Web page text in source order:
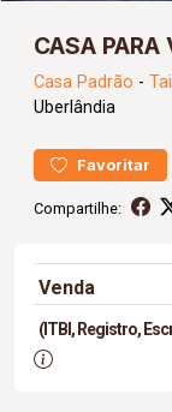
CASA PARA
Casa Padrão -
Uberlândia
Favoritar
Compartilhe:
Venda
(ITBI, Registro,